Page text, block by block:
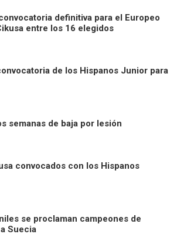
definitiva para el Europeo
entre los 16 elegidos
de los Hispanos Junior para
semanas de baja por lesión
convocados con los Hispanos
se proclaman campeones de
Suecia